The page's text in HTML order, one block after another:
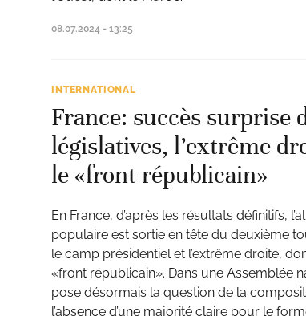
08.07.2024 - 13:25
INTERNATIONAL
France: succès surprise
législatives, l’extrême
le «front républicain»
En France, d’après les résultats définitifs,
populaire est sortie en tête du deuxième
le camp présidentiel et l’extrême droite,
«front républicain». Dans une Assemblée
pose désormais la question de la
l’absence d’une majorité claire pour le